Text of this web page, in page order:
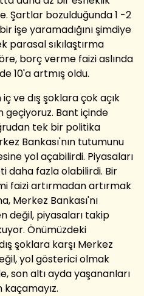
Şartlar bozulduğunda 1 -2
işe yaramadığını şimdiye
parasal sıkılaştırma
borç verme faizi aslında
10'a artmış oldu.
ve dış şoklara çok açık
Bant içinde
tek bir politika
Bankası'nın tutumunu
yol açabilirdi. Piyasaları
daha fazla olabilirdi. Bir
faizi artırmadan artırmak
Merkez Bankası'nı
değil, piyasaları takip
Önümüzdeki
şoklara karşı Merkez
yol gösterici olmak
son altı ayda yaşananları